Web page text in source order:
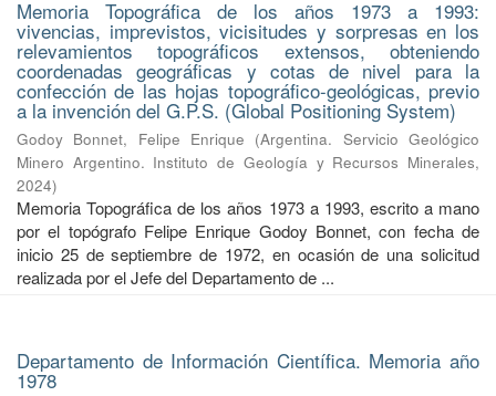
Memoria Topográfica de los años 1973 a 1993:
vivencias, imprevistos, vicisitudes y sorpresas en los
relevamientos topográficos extensos, obteniendo
coordenadas geográficas y cotas de nivel para la
confección de las hojas topográfico-geológicas, previo
a la invención del G.P.S. (Global Positioning System)
Godoy Bonnet, Felipe Enrique (Argentina. Servicio Geológico
Minero Argentino. Instituto de Geología y Recursos Minerales,
2024)
Memoria Topográfica de los años 1973 a 1993, escrito a mano
por el topógrafo Felipe Enrique Godoy Bonnet, con fecha de
inicio 25 de septiembre de 1972, en ocasión de una solicitud
realizada por el Jefe del Departamento de ...
Departamento de Información Científica. Memoria año
1978